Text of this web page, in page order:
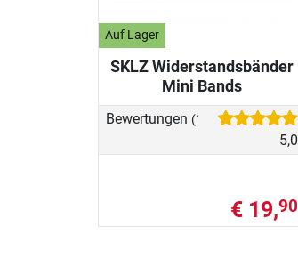
Auf Lager
SKLZ Widerstandsbänder
Mini Bands
Bewertungen (1)
5,0
€ 19,90